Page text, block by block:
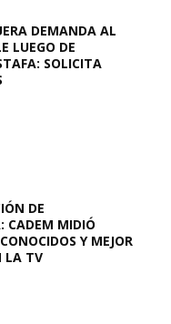
DEMANDA AL
LUEGO DE
SOLICITA
DE
CADEM MIDIÓ
Y MEJOR
LA TV